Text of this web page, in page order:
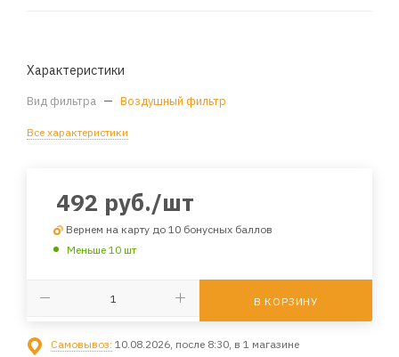
Характеристики
Вид фильтра — Воздушный фильтр
Все характеристики
492 руб./шт
Вернем на карту до 10 бонусных баллов
Меньше 10 шт
В КОРЗИНУ
Самовывоз: 10.08.2026, после 8:30, в 1 магазине